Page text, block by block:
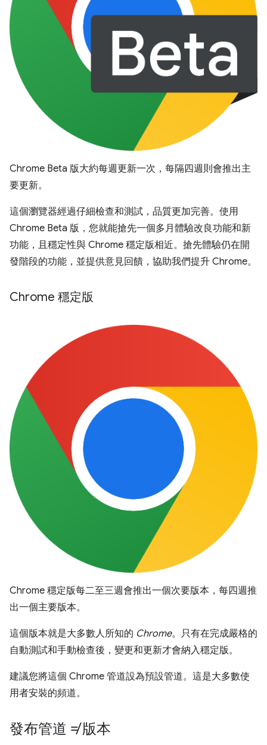
Chrome Beta 版大約每週更新一次，每隔四週則會推出主
要更新。
這個瀏覽器經過仔細檢查和測試，品質更加完善。使用
Chrome Beta 版，您就能搶先一個多月體驗改良功能和新
功能，且穩定性與 Chrome 穩定版相近。搶先體驗仍在開
發階段的功能，並提供意見回饋，協助我們提升 Chrome。
Chrome 穩定版
Chrome 穩定版每二至三週會推出一個次要版本，每四週推
出一個主要版本。
這個版本就是大多數人所知的 Chrome。只有在完成嚴格的
自動測試和手動檢查後，變更和更新才會納入穩定版。
建議您將這個 Chrome 管道設為預設管道。這是大多數使
用者安裝的頻道。
發布管道 ≠ 版本